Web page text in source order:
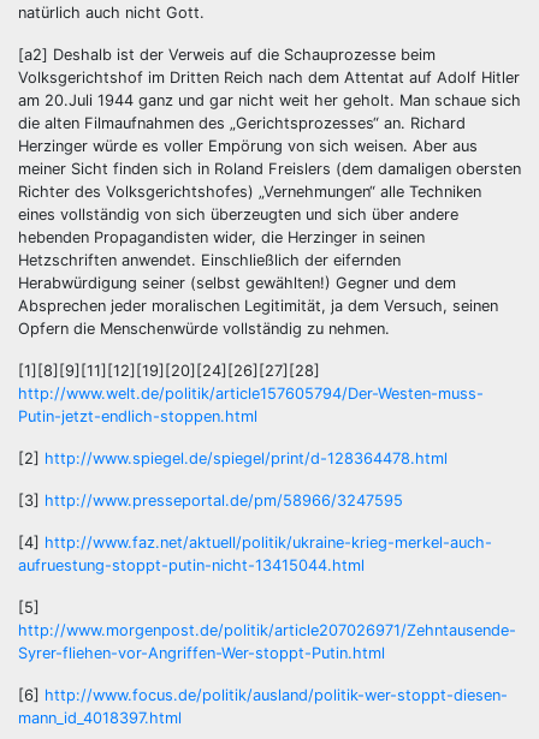
natürlich auch nicht Gott.
[a2] Deshalb ist der Verweis auf die Schauprozesse beim
Volksgerichtshof im Dritten Reich nach dem Attentat auf Adolf Hitler
am 20.Juli 1944 ganz und gar nicht weit her geholt. Man schaue sich
die alten Filmaufnahmen des „Gerichtsprozesses“ an. Richard
Herzinger würde es voller Empörung von sich weisen. Aber aus
meiner Sicht finden sich in Roland Freislers (dem damaligen obersten
Richter des Volksgerichtshofes) „Vernehmungen“ alle Techniken
eines vollständig von sich überzeugten und sich über andere
hebenden Propagandisten wider, die Herzinger in seinen
Hetzschriften anwendet. Einschließlich der eifernden
Herabwürdigung seiner (selbst gewählten!) Gegner und dem
Absprechen jeder moralischen Legitimität, ja dem Versuch, seinen
Opfern die Menschenwürde vollständig zu nehmen.
[1][8][9][11][12][19][20][24][26][27][28]
http://www.welt.de/politik/article157605794/Der-Westen-muss-
Putin-jetzt-endlich-stoppen.html
[2] http://www.spiegel.de/spiegel/print/d-128364478.html
[3] http://www.presseportal.de/pm/58966/3247595
[4] http://www.faz.net/aktuell/politik/ukraine-krieg-merkel-auch-
aufruestung-stoppt-putin-nicht-13415044.html
[5]
http://www.morgenpost.de/politik/article207026971/Zehntausende-
Syrer-fliehen-vor-Angriffen-Wer-stoppt-Putin.html
[6] http://www.focus.de/politik/ausland/politik-wer-stoppt-diesen-
mann_id_4018397.html